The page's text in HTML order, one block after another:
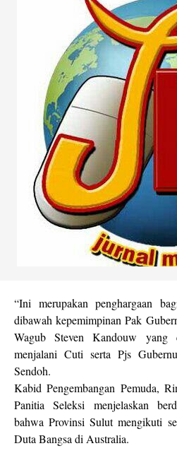
“Ini merupakan penghargaan
dibawah kepemimpinan Pak
Wagub Steven Kandouw yang
menjalani Cuti serta Pjs
Sendoh.
Kabid Pengembangan Pemuda,
Panitia Seleksi menjelaskan
bahwa Provinsi Sulut mengikuti
Duta Bangsa di Australia.